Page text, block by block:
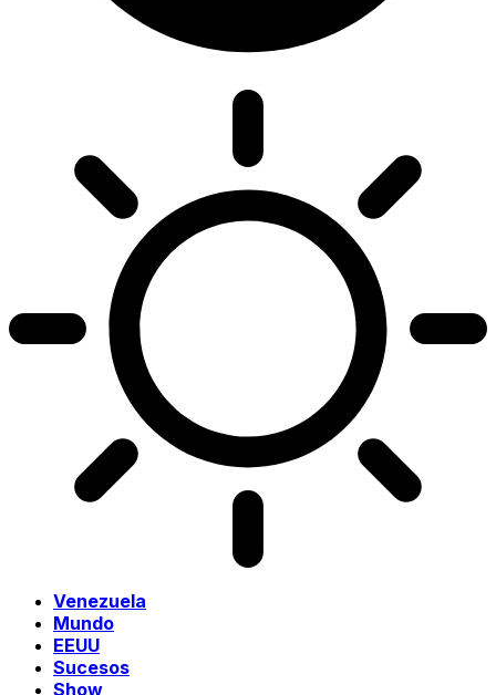
Venezuela
Mundo
EEUU
Sucesos
Show